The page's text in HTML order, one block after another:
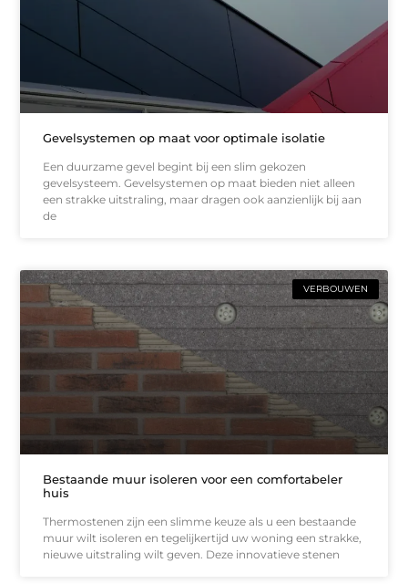
Gevelsystemen op maat voor optimale isolatie
Een duurzame gevel begint bij een slim gekozen
gevelsysteem. Gevelsystemen op maat bieden niet alleen
een strakke uitstraling, maar dragen ook aanzienlijk bij aan
de
VERBOUWEN
Bestaande muur isoleren voor een comfortabeler
huis
Thermostenen zijn een slimme keuze als u een bestaande
muur wilt isoleren en tegelijkertijd uw woning een strakke,
nieuwe uitstraling wilt geven. Deze innovatieve stenen